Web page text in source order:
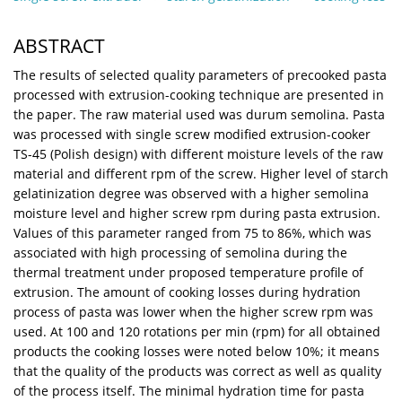
ABSTRACT
The results of selected quality parameters of precooked pasta
processed with extrusion-cooking technique are presented in
the paper. The raw material used was durum semolina. Pasta
was processed with single screw modified extrusion-cooker
TS-45 (Polish design) with different moisture levels of the raw
material and different rpm of the screw. Higher level of starch
gelatinization degree was observed with a higher semolina
moisture level and higher screw rpm during pasta extrusion.
Values of this parameter ranged from 75 to 86%, which was
associated with high processing of semolina during the
thermal treatment under proposed temperature profile of
extrusion. The amount of cooking losses during hydration
process of pasta was lower when the higher screw rpm was
used. At 100 and 120 rotations per min (rpm) for all obtained
products the cooking losses were noted below 10%; it means
that the quality of the products was correct as well as quality
of the process itself. The minimal hydration time for pasta